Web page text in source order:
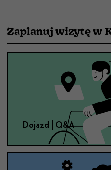
Zaplanuj wizytę w
Dojazd | Q&A